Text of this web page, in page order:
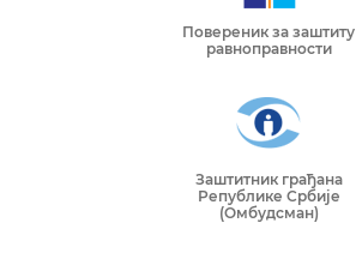
Повереник за заштиту
равноправности
Заштитник грађана
Републике Србије
(Омбудсман)